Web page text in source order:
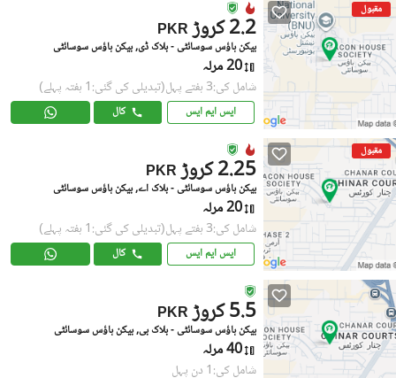
مقبول
PKR 2.2 کروڑ
بیکن ہاؤس سوسائٹی - بلاک ڈی, بیکن ہاؤس سوسائٹی
20 مرلہ
شامل کی:3 ہفتے پہل (تبدیلی کی گئی:1 ہفتہ پہلے)
ایس ایم ایس کال
مقبول
PKR 2.25 کروڑ
بیکن ہاؤس سوسائٹی - بلاک اے, بیکن ہاؤس سوسائٹی
20 مرلہ
شامل کی:3 ہفتے پہل (تبدیلی کی گئی:1 ہفتہ پہلے)
ایس ایم ایس کال
PKR 5.5 کروڑ
بیکن ہاؤس سوسائٹی - بلاک بی, بیکن ہاؤس سوسائٹی
40 مرلہ
شامل کی:1 دن پہل